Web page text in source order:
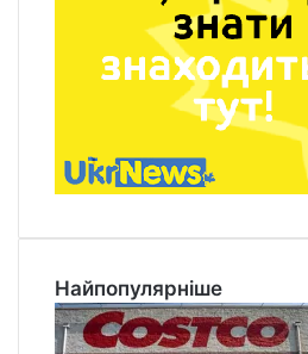
Найпопулярніше